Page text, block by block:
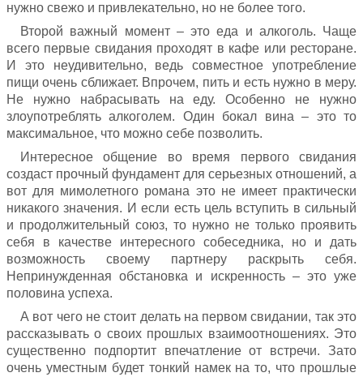
нужно свежо и привлекательно, но не более того.
Второй важный момент – это еда и алкоголь. Чаще
всего первые свидания проходят в кафе или ресторане.
И это неудивительно, ведь совместное употребление
пищи очень сближает. Впрочем, пить и есть нужно в меру.
Не нужно набрасывать на еду. Особенно не нужно
злоупотреблять алкоголем. Один бокал вина – это то
максимальное, что можно себе позволить.
Интересное общение во время первого свидания
создаст прочный фундамент для серьезных отношений, а
вот для мимолетного романа это не имеет практически
никакого значения. И если есть цель вступить в сильный
и продолжительный союз, то нужно не только проявить
себя в качестве интересного собеседника, но и дать
возможность своему партнеру раскрыть себя.
Непринужденная обстановка и искренность – это уже
половина успеха.
А вот чего не стоит делать на первом свидании, так это
рассказывать о своих прошлых взаимоотношениях. Это
существенно подпортит впечатление от встречи. Зато
очень уместным будет тонкий намек на то, что прошлые